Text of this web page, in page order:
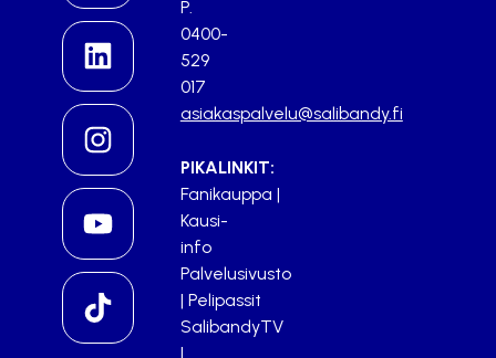
P.
0400-
529
017
asiakaspalvelu@salibandy.fi
PIKALINKIT:
Fanikauppa |
Kausi-
info
Palvelusivusto
| Pelipassit
SalibandyTV
|